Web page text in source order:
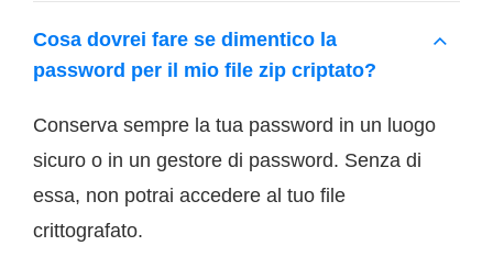
Cosa dovrei fare se dimentico la
password per il mio file zip criptato?
Conserva sempre la tua password in un luogo
sicuro o in un gestore di password. Senza di
essa, non potrai accedere al tuo file
crittografato.